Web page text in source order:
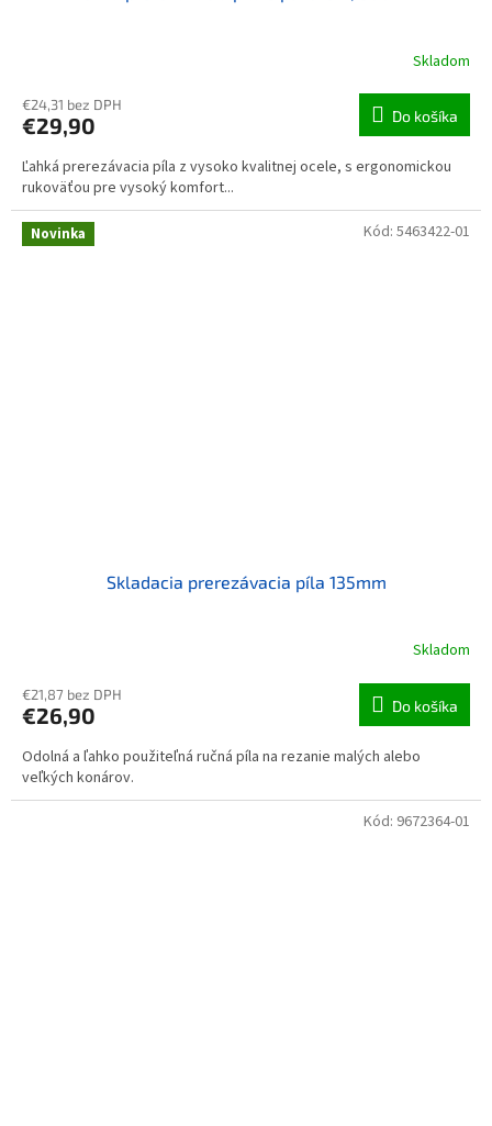
Skladom
€24,31 bez DPH
€29,90 Do košíka
Ľahká prerezávacia píla z vysoko kvalitnej ocele, s ergonomickou
rukoväťou pre vysoký komfort...
Novinka
Skladacia prerezávacia píla 135mm
Skladom
€21,87 bez DPH
€26,90 Do košíka
Odolná a ľahko použiteľná ručná píla na rezanie malých alebo
veľkých konárov.
Kód: 5463422-01
Kód: 9672364-01